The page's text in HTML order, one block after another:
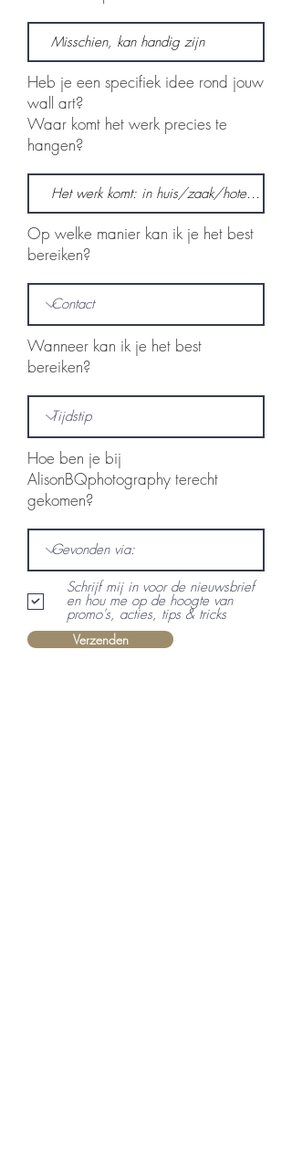
Heb je een specifiek idee rond jouw
wall art?
Waar komt het werk precies te
hangen?
Op welke manier kan ik je het best
bereiken?
Wanneer kan ik je het best
bereiken?
Hoe ben je bij
AlisonBQphotography terecht
gekomen?
Schrijf mij in voor de nieuwsbrief
en hou me op de hoogte van
promo's, acties, tips & tricks
Verzenden